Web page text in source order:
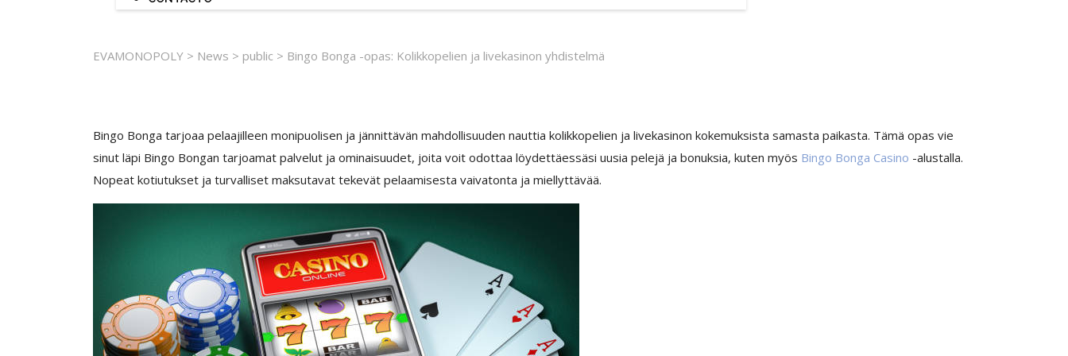
EVAMONOPOLY > News > public > Bingo Bonga -opas: Kolikkopelien ja livekasinon yhdistelmä
Bingo Bonga tarjoaa pelaajilleen monipuolisen ja jännittävän mahdollisuuden nauttia kolikkopelien ja livekasinon kokemuksista samasta paikasta. Tämä opas vie
sinut läpi Bingo Bongan tarjoamat palvelut ja ominaisuudet, joita voit odottaa löydettäessäsi uusia pelejä ja bonuksia, kuten myös Bingo Bonga Casino -alustalla.
Nopeat kotiutukset ja turvalliset maksutavat tekevät pelaamisesta vaivatonta ja miellyttävää.